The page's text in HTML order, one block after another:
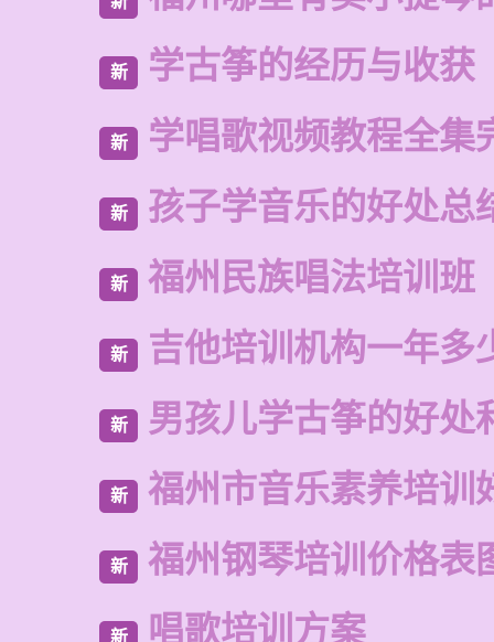
新 学古筝的经历与收获
新 学唱歌视频教程全集
新 孩子学音乐的好处总
新 福州民族唱法培训班
新 吉他培训机构一年多
新 男孩儿学古筝的好处
新 福州市音乐素养培训
新 福州钢琴培训价格表
新 唱歌培训方案